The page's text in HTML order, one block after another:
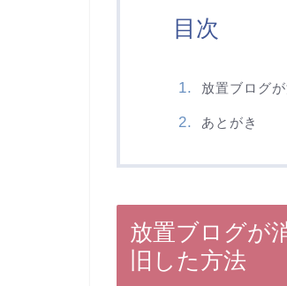
目次
放置ブログ
あとがき
放置ブログが
旧した方法